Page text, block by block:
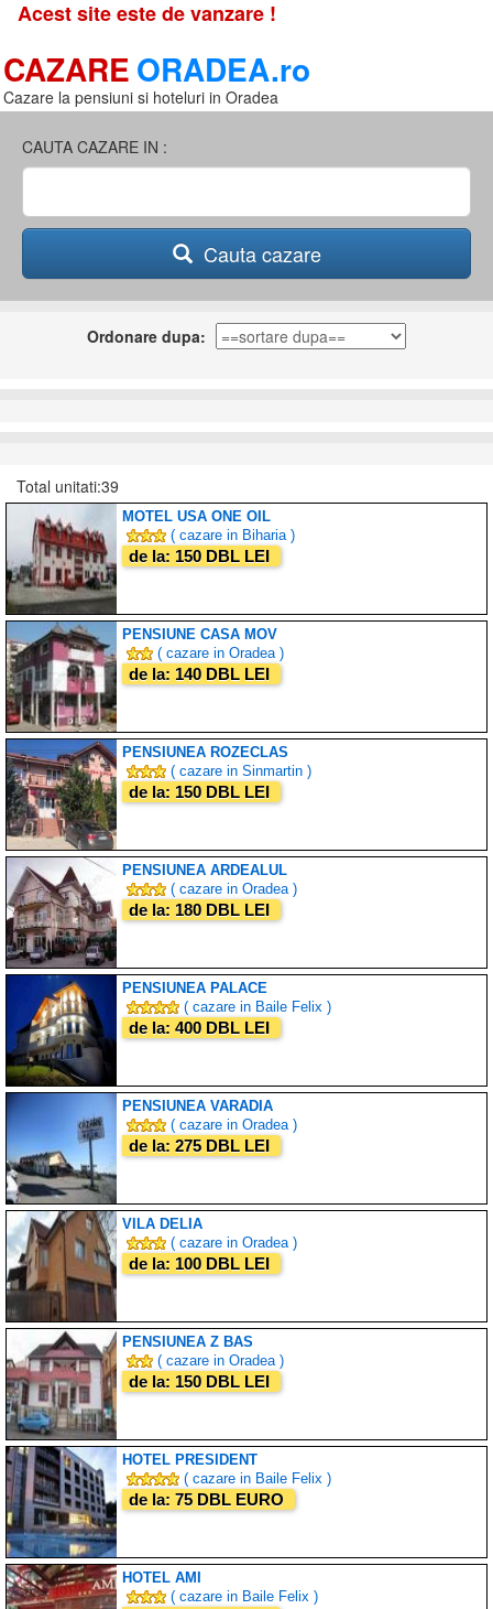
Acest site este de vanzare !
CAZAREORADEA.ro
Cazare la pensiuni si hoteluri in Oradea
CAUTA CAZARE IN :
Cauta cazare
Ordonare dupa:
Total unitati:39
MOTEL USA ONE OIL
( cazare in Biharia )
de la: 150 DBL LEI
PENSIUNE CASA MOV
( cazare in Oradea )
de la: 140 DBL LEI
PENSIUNEA ROZECLAS
( cazare in Sinmartin )
de la: 150 DBL LEI
PENSIUNEA ARDEALUL
( cazare in Oradea )
de la: 180 DBL LEI
PENSIUNEA PALACE
( cazare in Baile Felix )
de la: 400 DBL LEI
PENSIUNEA VARADIA
( cazare in Oradea )
de la: 275 DBL LEI
VILA DELIA
( cazare in Oradea )
de la: 100 DBL LEI
PENSIUNEA Z BAS
( cazare in Oradea )
de la: 150 DBL LEI
HOTEL PRESIDENT
( cazare in Baile Felix )
de la: 75 DBL EURO
HOTEL AMI
( cazare in Baile Felix )